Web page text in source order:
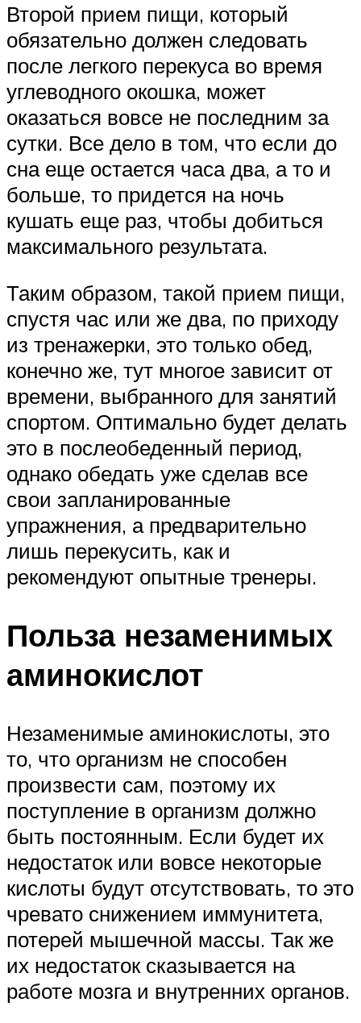
Второй прием пищи, который
обязательно должен следовать
после легкого перекуса во время
углеводного окошка, может
оказаться вовсе не последним за
сутки. Все дело в том, что если до
сна еще остается часа два, а то и
больше, то придется на ночь
кушать еще раз, чтобы добиться
максимального результата.
Таким образом, такой прием пищи,
спустя час или же два, по приходу
из тренажерки, это только обед,
конечно же, тут многое зависит от
времени, выбранного для занятий
спортом. Оптимально будет делать
это в послеобеденный период,
однако обедать уже сделав все
свои запланированные
упражнения, а предварительно
лишь перекусить, как и
рекомендуют опытные тренеры.
Польза незаменимых
аминокислот
Незаменимые аминокислоты, это
то, что организм не способен
произвести сам, поэтому их
поступление в организм должно
быть постоянным. Если будет их
недостаток или вовсе некоторые
кислоты будут отсутствовать, то это
чревато снижением иммунитета,
потерей мышечной массы. Так же
их недостаток сказывается на
работе мозга и внутренних органов.